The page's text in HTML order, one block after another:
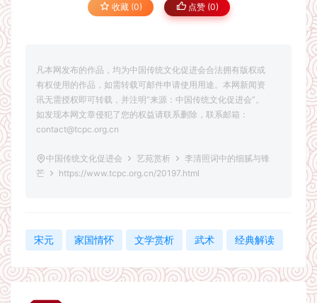
收藏 (0) 点赞 (0)
凡本网发布的作品，均为中国传统文化促进会合法拥有版权或
有权使用的作品，如需转载可邮件申请使用用途。本网新闻资
讯无需授权即可转载，并注明“来源：中国传统文化促进会”。
如发现本网文章侵犯了您的权益请联系删除，联系邮箱：
contact@tcpc.org.cn
中国传统文化促进会 艺苑赏析
李清照词中的细腻与锋
芒
https://www.tcpc.org.cn/20197.html
宋元 家国情怀 文学赏析 武术 经典解读